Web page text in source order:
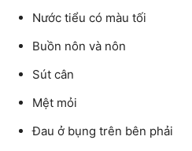
Nước tiểu có màu tối
Buồn nôn và nôn
Sút cân
Mệt mỏi
Đau ở bụng trên bên phải